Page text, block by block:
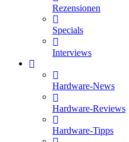
Rezensionen
Specials
Interviews
Hardware-News
Hardware-Reviews
Hardware-Tipps